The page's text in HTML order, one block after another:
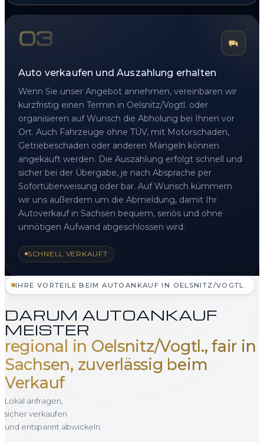
03
Auto verkaufen und Auszahlung erhalten
Wenn Sie unser Angebot annehmen, vereinbaren wir
kurzfristig einen Termin in Oelsnitz/Vogtl. oder
organisieren auf Wunsch die Abholung bei Ihnen vor
Ort. Auch Fahrzeuge ohne TÜV, mit Motorschaden,
Getriebeschaden oder anderen Mängeln können
angekauft werden. Die Auszahlung erfolgt schnell und
sicher bei der Übergabe, je nach Absprache per
Sofortüberweisung oder bar. Auf Wunsch kümmern
wir uns außerdem um die Abmeldung, damit Ihr
Autoverkauf in Sachsen bequem, seriös und ohne
unnötigen Aufwand abgeschlossen wird.
SCHNELL VERKAUFT
IHRE VORTEILE BEIM AUTOANKAUF IN OELSNITZ/VOGTL.
DARUM AUTOANKAUF
MEISTER
regional in Oelsnitz/Vogtl., fair in
Sachsen, zuverlässig beim
Verkauf
Lokal anfragen,
sicher verkaufen
und entspannt abwickeln.